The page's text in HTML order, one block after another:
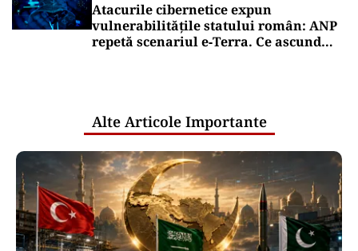
Atacurile cibernetice expun
vulnerabilitățile statului român: ANP
repetă scenariul e‑Terra. Ce ascund
Alte Articole Importante